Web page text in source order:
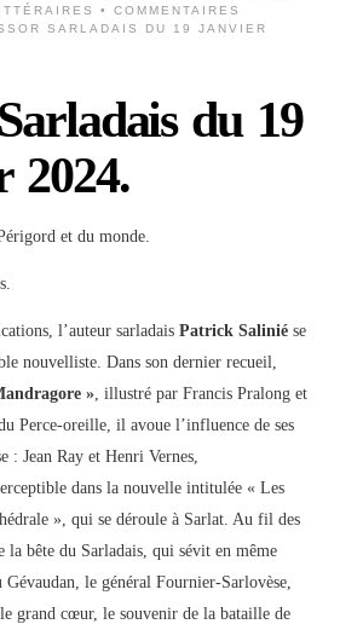
• COMMENTAIRES
SARLADAIS DU 19 JANVIER
du 19
2024.
et du monde.
l’auteur sarladais Patrick Salinié se
nouvelliste. Dans son dernier recueil,
», illustré par Francis Pralong et
Perce-oreille, il avoue l’influence de ses
: Jean Ray et Henri Vernes,
dans la nouvelle intitulée « Les
», qui se déroule à Sarlat. Au fil des
la bête du Sarladais, qui sévit en même
Gévaudan, le général Fournier-Sarlovèse,
grand cœur, le souvenir de la bataille de